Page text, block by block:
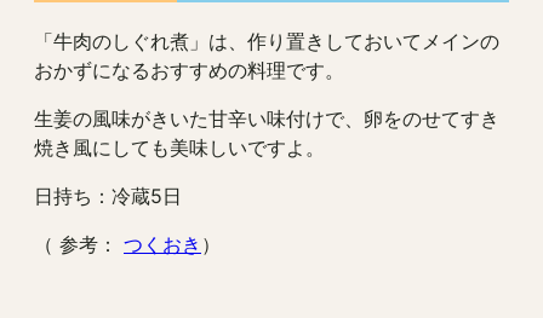
「牛肉のしぐれ煮」は、作り置きしておいてメインの
おかずになるおすすめの料理です。
生姜の風味がきいた甘辛い味付けで、卵をのせてすき
焼き風にしても美味しいですよ。
日持ち：冷蔵5日
（ 参考： つくおき ）